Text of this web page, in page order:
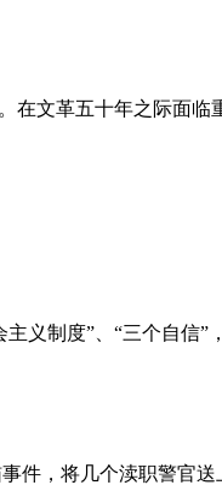
在文革五十年之际面
义制度”、“三个自信”
件，将几个渎职警官